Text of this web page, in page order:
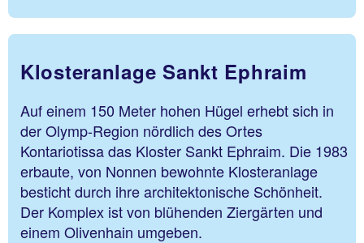
Klosteranlage Sankt Ephraim
Auf einem 150 Meter hohen Hügel erhebt sich in
der Olymp-Region nördlich des Ortes
Kontariotissa das Kloster Sankt Ephraim. Die 1983
erbaute, von Nonnen bewohnte Klosteranlage
besticht durch ihre architektonische Schönheit.
Der Komplex ist von blühenden Ziergärten und
einem Olivenhain umgeben.